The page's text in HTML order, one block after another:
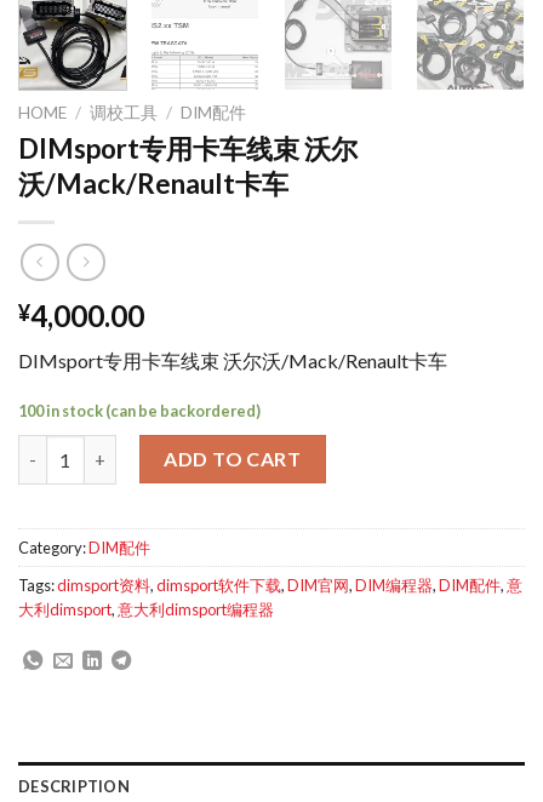
HOME / 调校工具 / DIM配件
DIMsport专用卡车线束 沃尔
沃/Mack/Renault卡车
¥4,000.00
DIMsport专用卡车线束 沃尔沃/Mack/Renault卡车
100 in stock (can be backordered)
DIMsport专用卡车线束 沃尔沃/Mack/Renault卡车 quantity
ADD TO CART
Category:DIM配件
Tags:dimsport资料,dimsport软件下载,DIM官网,DIM编程器,DIM配件,意
大利dimsport,意大利dimsport编程器
DESCRIPTION